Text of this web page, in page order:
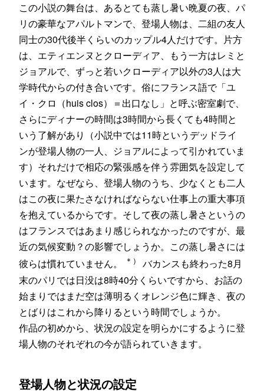
この小説の舞台は、あるとても蒸し暑い晩夏の夜、パ
リの豪華なアパルトマンで、登場人物は、二組の友人
同士の30代後半くらいのカップル4人だけです。片方
は、エティエンヌとクローディア、もう一方はレミと
ジョアルで、ずっと若いクローディア以外の3人は大
学時代からの付き合いです。俗にフランス語で「ユ
イ・クロ（huis clos）＝出口なし」と呼ぶ密室劇で、
さらにディナーの時間は3時間から長くても4時間と
いう了解があり（小説中では11時というデッドライ
ンが登場人物の一人、ジョアルによって引かれていま
す）それだけで相応の緊張感を伴う雰囲気を設定して
います。なぜなら、登場人物のうち、少なくとも二人
はこの夜に果たさなければならない仕事上の重大事項
を抱えているからです。そして夜の蒸し暑さというの
はフランスではあまり感じられなかったのですが、最
近の気候変動？の影響でしょうか。この蒸し暑さには
彼らは慣れていません。
＊）
バカンスも終わった8月
末のパリでは日没は8時40分くらいですから、お話の
始まりではまだ空は薄明るくオレンジ色に輝き、夜の
とばりはこれから降りるという時間でしょうか。
作品の初めから、状況の設定を明らかにするように登
場人物のそれぞれの今が語られていきます。
登場人物と状況の設定